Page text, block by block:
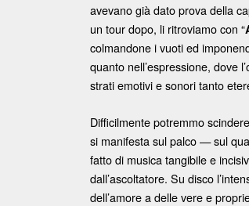
avevano già dato prova della
un tour dopo, li ritroviamo con “
colmandone i vuoti ed
quanto nell’espressione, dove
strati emotivi e sonori tanto
Difficilmente potremmo
si manifesta sul palco — sul
fatto di musica tangibile e
dall’ascoltatore. Su disco
dell’amore a delle vere e